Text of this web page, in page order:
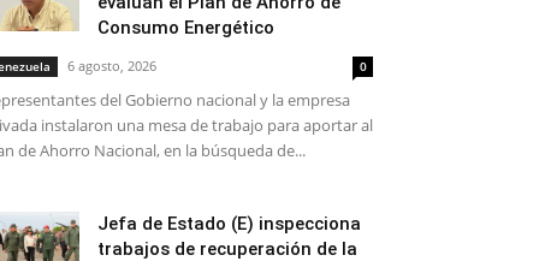
Consumo Energético
6 agosto, 2026 0
del Gobierno nacional y la empresa
instalaron una mesa de trabajo para aportar al
de Ahorro Nacional, en la búsqueda de...
Jefa de Estado (E) inspecciona
trabajos de recuperación de la